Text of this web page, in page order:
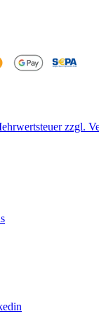
zzgl.